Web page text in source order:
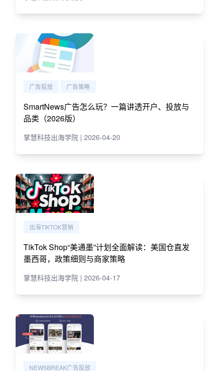
广告投放 广告策略
SmartNews广告怎么玩？一篇讲透开户、投放与
品类（2026版）
掌慧科技出海学院 | 2026-04-20
出海TIKTOK营销
TikTok Shop“美通墨”计划全面解读：美国仓直发
墨西哥，政策细则与商家策略
掌慧科技出海学院 | 2026-04-17
NEWSBREAK广告投放